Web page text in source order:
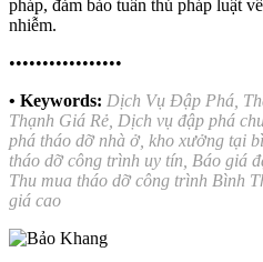
pháp, đảm bảo tuân thủ pháp luật
nhiễm.
•••••••••••••••••
• Keywords: Dịch Vụ Đập Phá,
Thạnh Giá Rẻ, Dịch vụ đập phá
phá tháo dỡ nhà ở, kho xưởng tại
tháo dỡ công trình uy tín, Báo giá
Thu mua tháo dỡ công trình Bình
giá cao